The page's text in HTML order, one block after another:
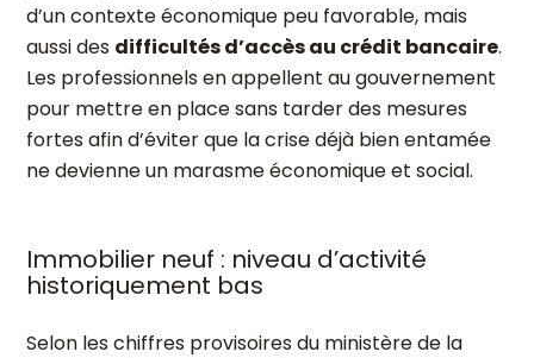
d’un contexte économique peu favorable, mais
aussi des difficultés d’accès au crédit bancaire.
Les professionnels en appellent au gouvernement
pour mettre en place sans tarder des mesures
fortes afin d’éviter que la crise déjà bien entamée
ne devienne un marasme économique et social.
Immobilier neuf : niveau d’activité
historiquement bas
Selon les chiffres provisoires du ministère de la